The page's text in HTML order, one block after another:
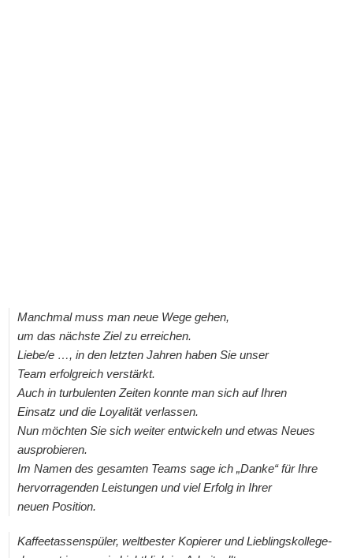
Manchmal muss man neue Wege gehen,
um das nächste Ziel zu erreichen.
Liebe/e …, in den letzten Jahren haben Sie unser
Team erfolgreich verstärkt.
Auch in turbulenten Zeiten konnte man sich auf Ihren
Einsatz und die Loyalität verlassen.
Nun möchten Sie sich weiter entwickeln und etwas Neues
ausprobieren.
Im Namen des gesamten Teams sage ich „Danke“ für Ihre
hervorragenden Leistungen und viel Erfolg in Ihrer
neuen Position.
Kaffeetassenspüler, weltbester Kopierer und Lieblingskollege-